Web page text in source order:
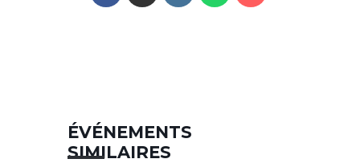
ÉVÉNEMENTS
SIMILAIRES